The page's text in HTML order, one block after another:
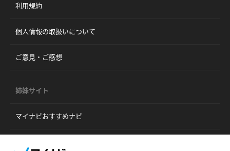
利用規約
個人情報の取扱いについて
ご意見・ご感想
姉妹サイト
マイナビおすすめナビ